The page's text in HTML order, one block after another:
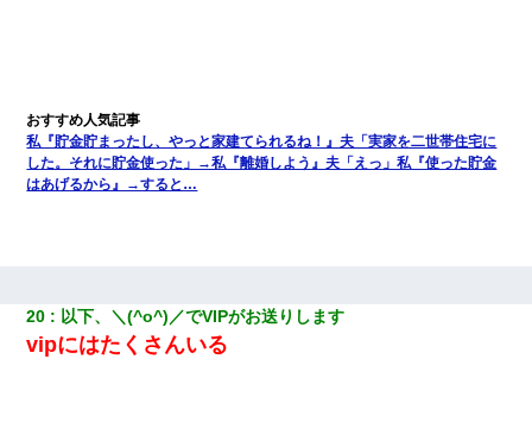
私『貯金貯まったし、やっと家建てられるね！』夫「実家を二世帯住宅に
した。それに貯金使った」→私『離婚しよう』夫「えっ」私『使った貯金
はあげるから』→すると…
20 以下、＼(^o^)／でVIPがお送りします
vipにはたくさんいる